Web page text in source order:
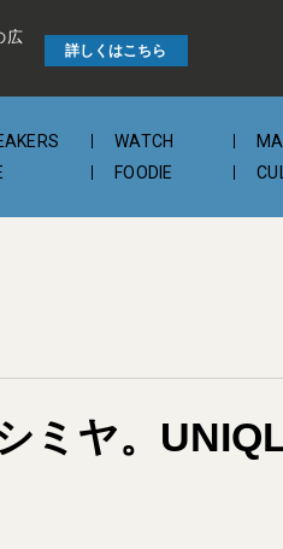
広
詳しくはこちら
WATCH
FOODIE
ミヤ。